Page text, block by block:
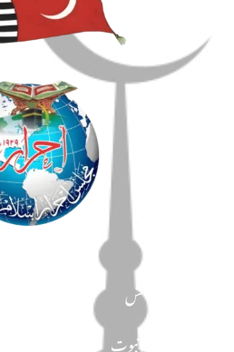
دین و دانش
تحفظ ختم نبوت